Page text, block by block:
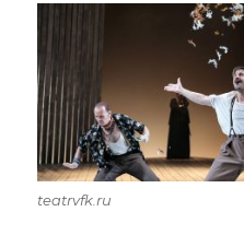
teatrvfk.ru